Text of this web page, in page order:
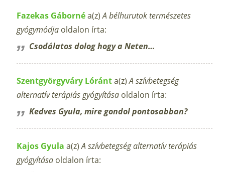
Fazekas Gábornéa(z)A bélhurutok természetes
gyógymódja oldalon írta:
Csodálatos dolog hogy a Neten…
Szentgyörgyváry Lóránta(z)A szívbetegség
alternatív terápiás gyógyítása oldalon írta:
Kedves Gyula, mire gondol pontosabban?
Kajos Gyula a(z)A szívbetegség alternatív terápiás
gyógyítása oldalon írta: